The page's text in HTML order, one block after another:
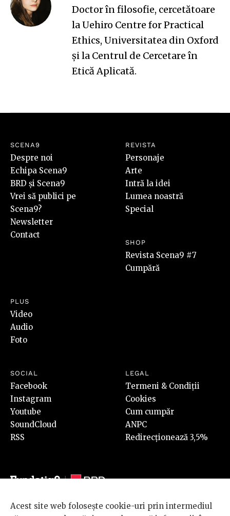
Doctor în filosofie, cercetătoare
laUehiro Centre for Practical
Ethics, Universitatea din Oxford
și la Centrul de Cercetare în
Etică Aplicată.
SCENA9
Despre noi
Echipa Scena9
BRD și Scena9
Vrei să publici pe
Scena9?
Newsletter
Contact
REVISTA
Personaje
Arte
Intră la idei
Lumea noastră
Special
SHOP
Revista Scena9 #7
Cumpără
PLUS
Video
Audio
Foto
SOCIAL
Facebook
Instagram
Youtube
SoundCloud
RSS
LEGAL
Termeni & Condiții
Cookies
Cum cumpăr
ANPC
Redirecționează 3,5%
© 2026 BRD Groupe Société Générale, toate drepturile rezervate.
Acest site web folosește cookie-uri prin intermediul